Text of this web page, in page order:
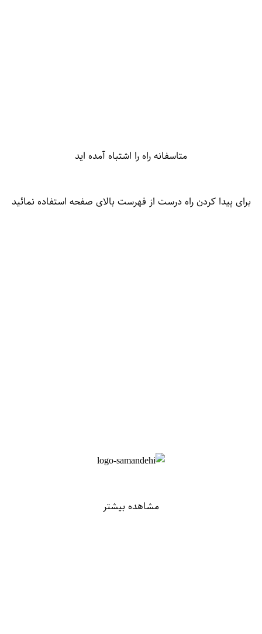
متاسفانه راه را اشتباه آمده اید
برای پیدا کردن راه درست از فهرست بالای صفحه استفاده نمائید
مشاهده بیشتر